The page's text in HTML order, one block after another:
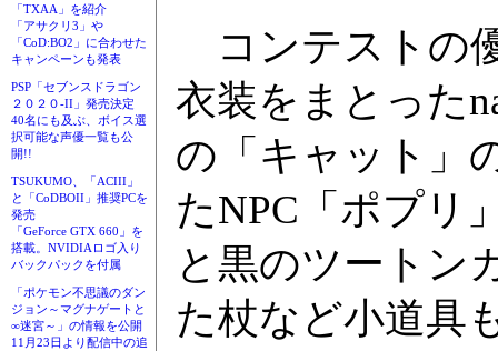
「TXAA」を紹介
「アサクリ3」や
「CoD:BO2」に合わせた
キャンペーンも発表
PSP「セブンスドラゴン
２０２０-II」発売決定
40名にも及ぶ、ボイス選
択可能な声優一覧も公
開!!
TSUKUMO、「ACIII」
と「CoDBOII」推奨PCを
発売
「GeForce GTX 660」を
搭載。NVIDIAロゴ入り
バックパックを付属
「ポケモン不思議のダン
ジョン～マグナゲートと
∞迷宮～」の情報を公開
11月23日より配信中の追
コンテストの
衣装をまとった
の「キャット」
たNPC「ポプリ
と黒のツートン
た杖など小道具